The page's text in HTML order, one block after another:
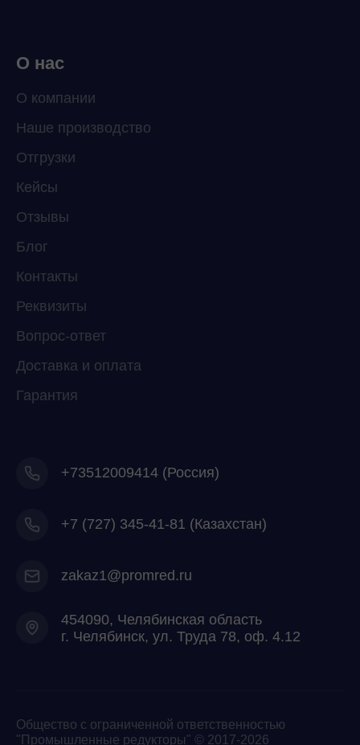
О нас
О компании
Наше производство
Отгрузки
Кейсы
Отзывы
Блог
Контакты
Реквизиты
Вопрос-ответ
Доставка и оплата
Гарантия
+73512009414 (Россия)
+7 (727) 345-41-81 (Казахстан)
zakaz1@promred.ru
454090, Челябинская область
г. Челябинск, ул. Труда 78, оф. 4.12
Общество с ограниченной ответственностью
"Промышленные редукторы" © 2017-2026
Мессенджеры
Свяжитесь с нами через любой удобный
Telegram